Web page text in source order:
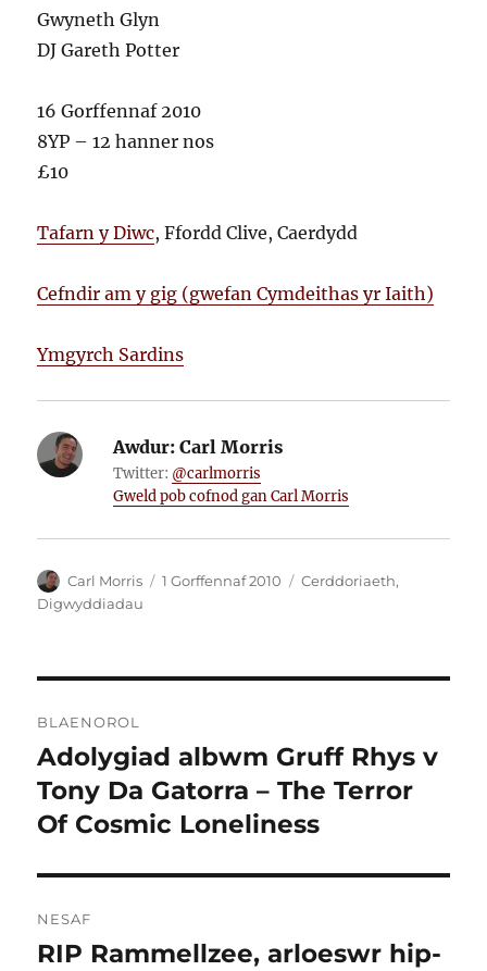
Gwyneth Glyn
DJ Gareth Potter
16 Gorffennaf 2010
8YP – 12 hanner nos
£10
Tafarn y Diwc, Ffordd Clive, Caerdydd
Cefndir am y gig (gwefan Cymdeithas yr Iaith)
Ymgyrch Sardins
Awdur: Carl Morris
Twitter: @carlmorris
Gweld pob cofnod gan Carl Morris
Awdur
Carl Morris
Cofnodwyd
1 Gorffennaf 2010 Categorïau
Cerddoriaeth,
Digwyddiadau
cofnod
BLAENOROL
Cofnod
blaenorol:
Adolygiad albwm Gruff Rhys v
Tony Da Gatorra – The Terror
Of Cosmic Loneliness
NESAF
Cofnod
RIP Rammellzee, arloeswr hip-